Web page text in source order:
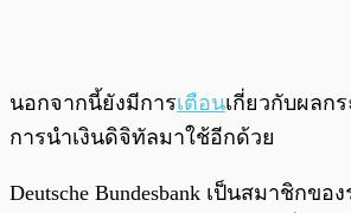
นอกจากนี้ยังมีการเตือนเกี่ยวกับผลก
การนำเงินดิจิทัลมาใช้อีกด้วย
Deutsche Bundesbank เป็นสมาชิกข